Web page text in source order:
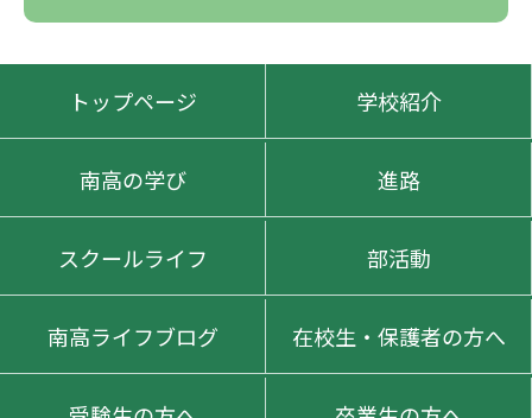
トップページ 学校紹介
南高の学び 進路
スクールライフ 部活動
南高ライフブログ 在校生・保護者の方へ